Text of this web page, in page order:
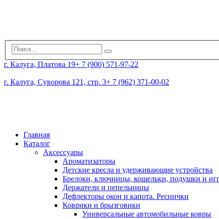
г. Калуга, Платова 19+ 7 (900) 571-97-22
г. Калуга, Суворова 121, стр. 3+ 7 (962) 371-00-02
Главная
Каталог
Аксессуары
Ароматизаторы
Детские кресла и удерживающие устройства
Брелоки, ключницы, кошельки, подушки и
Держатели и пепельницы
Дефлекторы окон и капота. Реснички
Коврики и брызговики
Универсальные автомобильные ковры